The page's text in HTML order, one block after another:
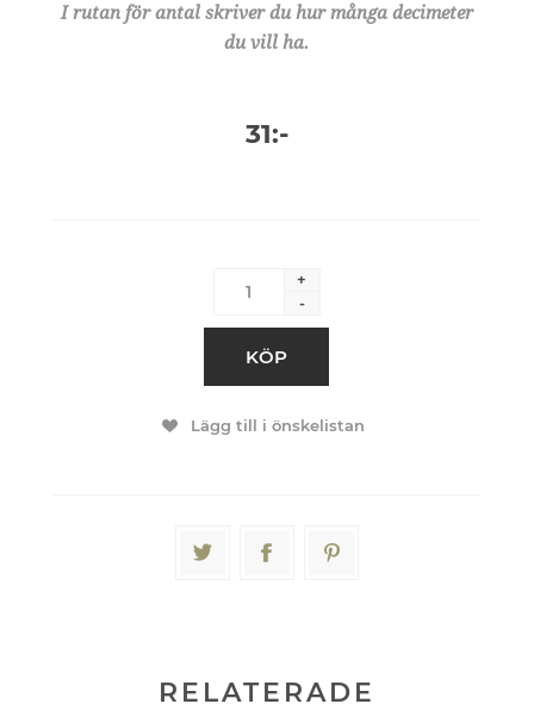
I rutan för antal skriver du hur många decimeter
du vill ha.
31:-
+
-
KÖP
Lägg till i önskelistan
RELATERADE